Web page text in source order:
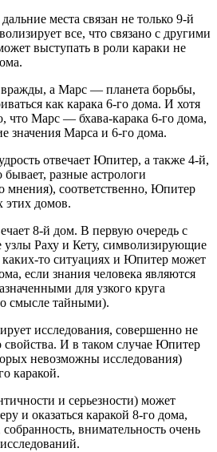
места связан не только 9-й
все, что связано с другими
выступать в роли караки не
а Марс — планета борьбы,
как карака 6-го дома. И хотя
что Марс — бхава-карака 6-го дома,
значения Марса и 6-го дома.
отвечает Юпитер, а также 4-й,
разные астрологи
мнения), соответственно, Юпитер
этих домов.
8-й дом. В первую очередь с
узлы Раху и Кету, символизирующие
то ситуациях и Юпитер может
если знания человека являются
для узкого круга
смысле тайными).
исследования, совершенно не
свойства. И в таком случае Юпитер
невозможны исследования)
каракой.
и серьезности) может
и оказаться каракой 8-го дома,
внимательность очень